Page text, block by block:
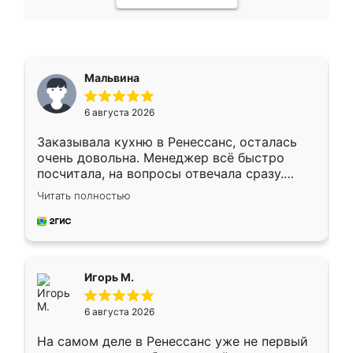
Мальвина
6 августа 2026
Заказывала кухню в Ренессанс, осталась
очень довольна. Менеджер всё быстро
посчитала, на вопросы отвечала сразу.
Замерщик приехал в субботу, подошёл к
делу со всей ответственностью. Собрали
за день, ребята работали аккуратно, даже
Читать полностью
Игорь М.
6 августа 2026
На самом деле в Ренессанс уже не первый